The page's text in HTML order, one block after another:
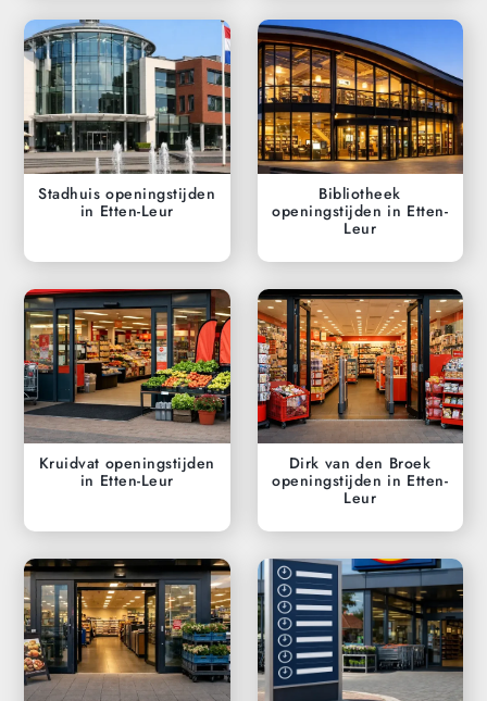
Stadhuis openingstijden
in Etten-Leur
Bibliotheek
openingstijden in Etten-
Leur
Kruidvat openingstijden
in Etten-Leur
Dirk van den Broek
openingstijden in Etten-
Leur